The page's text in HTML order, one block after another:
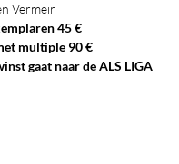
Vermeir
45 €
multiple 90 €
gaat naar de ALS LIGA